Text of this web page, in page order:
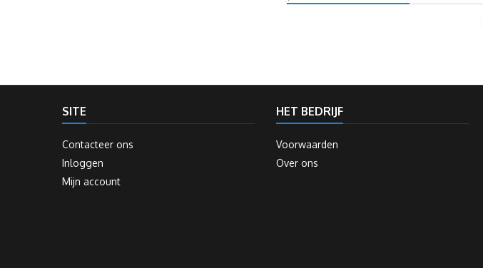
SITE
Contacteer ons
Inloggen
Mijn account
HET BEDRIJF
Voorwaarden
Over ons